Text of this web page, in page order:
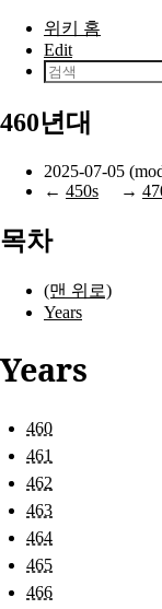
본문으로 건너뛰기
위키 홈
Edit
460년대
2025-07-05
← 450s →
목차
(맨 위로)
Years
Years
460
461
462
463
464
465
466